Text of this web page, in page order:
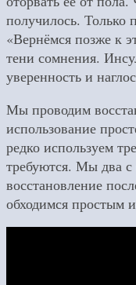
получилось. Только
«Вернёмся позже к
тени сомнения.
уверенность и
Мы проводим
использование
редко используем
требуются. Мы два
восстановление
обходимся простым